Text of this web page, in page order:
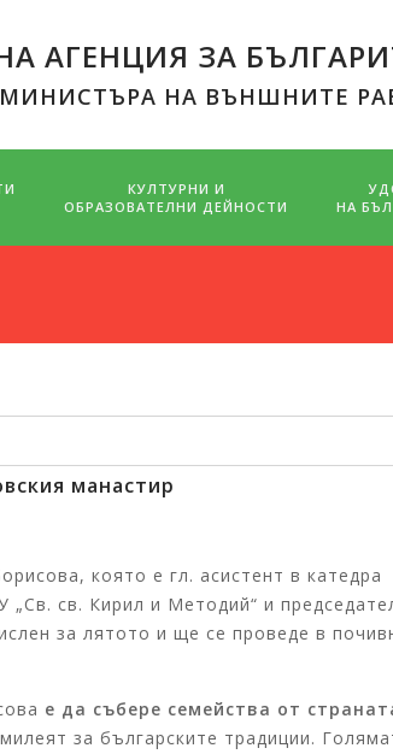
АГЕНЦИЯ ЗА
НА ВЪНШНИТЕ
КУЛТУРНИ И
ОБРАЗОВАТЕЛНИ ДЕЙНОСТИ
НА
манастир
, която е гл. асистент в катедра
„Св. св. Кирил и Методий“ и
за лятото и ще се проведе в
е да събере семейства от
за българските традиции.
Изпълнителната
българите в
български
тържествена
Изпълнителната